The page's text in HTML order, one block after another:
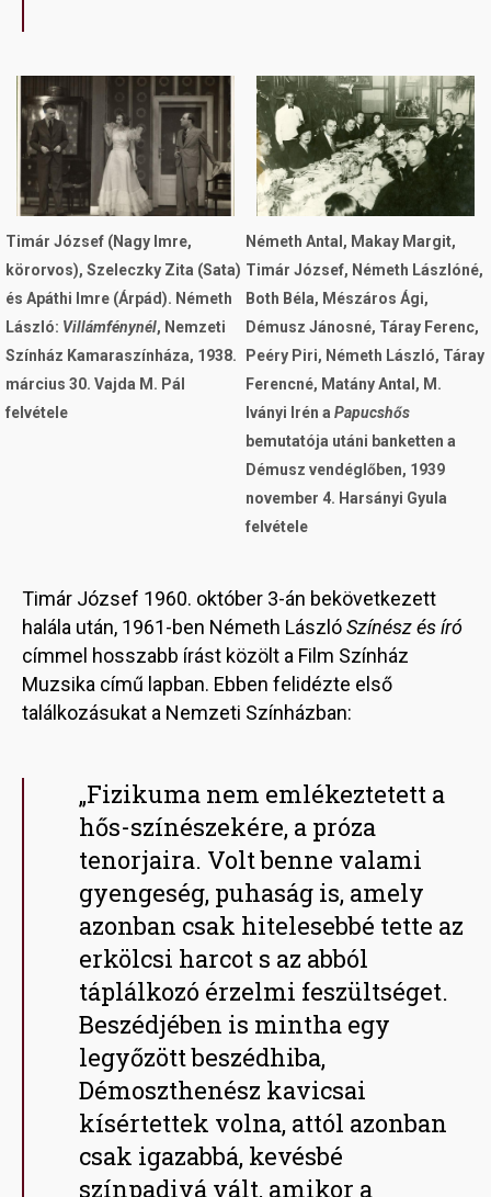
Image
Timár József (Nagy Imre,
körorvos), Szeleczky Zita (Sata)
és Apáthi Imre (Árpád). Németh
László: Villámfénynél, Nemzeti
Színház Kamaraszínháza, 1938.
március 30. Vajda M. Pál
felvétele
Image
Németh Antal, Makay Margit,
Timár József, Németh Lászlóné,
Both Béla, Mészáros Ági,
Démusz Jánosné, Táray Ferenc,
Peéry Piri, Németh László, Táray
Ferencné, Matány Antal, M.
Iványi Irén a Papucshős
bemutatója utáni banketten a
Démusz vendéglőben, 1939
november 4. Harsányi Gyula
felvétele
Timár József 1960. október 3-án bekövetkezett
halála után, 1961-ben Németh LászlóSzínész és író
címmel hosszabb írást közölt a Film Színház
Muzsika című lapban. Ebben felidézte első
találkozásukat a Nemzeti Színházban:
„Fizikuma nem emlékeztetett a
hős-színészekére, a próza
tenorjaira. Volt benne valami
gyengeség, puhaság is, amely
azonban csak hitelesebbé tette az
erkölcsi harcot s az abból
táplálkozó érzelmi feszültséget.
Beszédjében is mintha egy
legyőzött beszédhiba,
Démoszthenész kavicsai
kísértettek volna, attól azonban
csak igazabbá, kevésbé
színpadivá vált, amikor a